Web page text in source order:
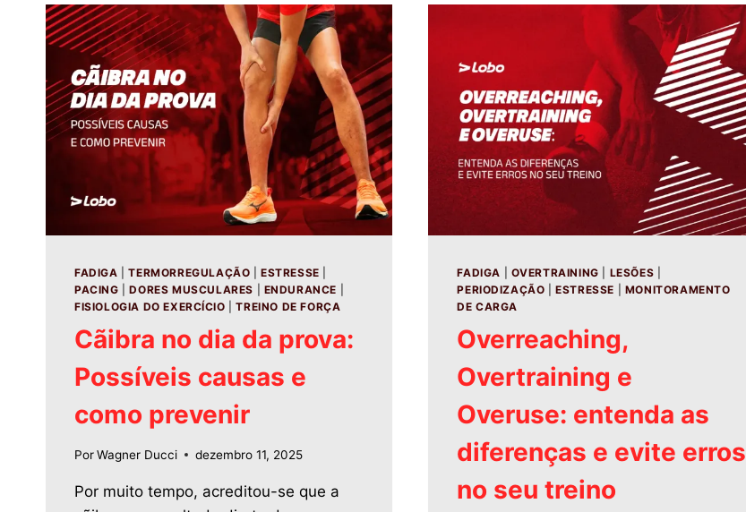
FADIGA |TERMORREGULAÇÃO |ESTRESSE
PACING |DORES MUSCULARES ENDURANCE
FISIOLOGIA DO EXERCÍCIO |TREINO DE FORÇA
Cãibra no dia da prova:
Possíveis causas e
como prevenir
PorWagner Ducci dezembro 11, 2025
Por muito tempo, acreditou-se que a
FADIGA OVERTRAINING LESÕES
PERIODIZAÇÃO |ESTRESSE
MONITORAMENTO
DE CARGA
Overreaching,
Overtraining e
Overuse: entenda as
diferenças e evite erros
no seu treino